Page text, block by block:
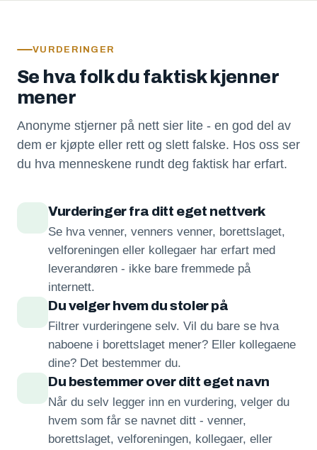
VURDERINGER
Se hva folk du faktisk kjenner
mener
Anonyme stjerner på nett sier lite - en god del av
dem er kjøpte eller rett og slett falske. Hos oss ser
du hva menneskene rundt deg faktisk har erfart.
Vurderinger fra ditt eget nettverk
Se hva venner, venners venner, borettslaget,
velforeningen eller kollegaer har erfart med
leverandøren - ikke bare fremmede på
internett.
Du velger hvem du stoler på
Filtrer vurderingene selv. Vil du bare se hva
naboene i borettslaget mener? Eller kollegaene
dine? Det bestemmer du.
Du bestemmer over ditt eget navn
Når du selv legger inn en vurdering, velger du
hvem som får se navnet ditt - venner,
borettslaget, velforeningen, kollegaer, eller